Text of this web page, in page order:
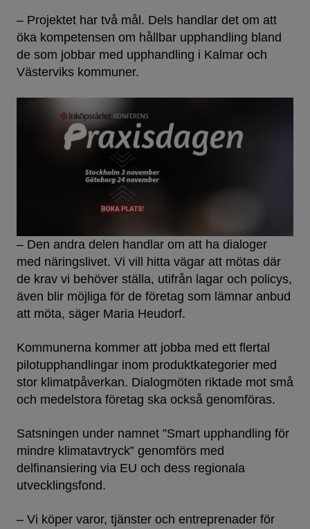
– Projektet har två mål. Dels handlar det om att
öka kompetensen om hållbar upphandling bland
de som jobbar med upphandling i Kalmar och
Västerviks kommuner.
– Den andra delen handlar om att ha dialoger
med näringslivet. Vi vill hitta vägar att mötas där
de krav vi behöver ställa, utifrån lagar och policys,
även blir möjliga för de företag som lämnar anbud
att möta, säger Maria Heudorf.
Kommunerna kommer att jobba med ett flertal
pilotupphandlingar inom produktkategorier med
stor klimatpåverkan. Dialogmöten riktade mot små
och medelstora företag ska också genomföras.
Satsningen under namnet ”Smart upphandling för
mindre klimatavtryck” genomförs med
delfinansiering via EU och dess regionala
utvecklingsfond.
– Vi köper varor, tjänster och entreprenader för